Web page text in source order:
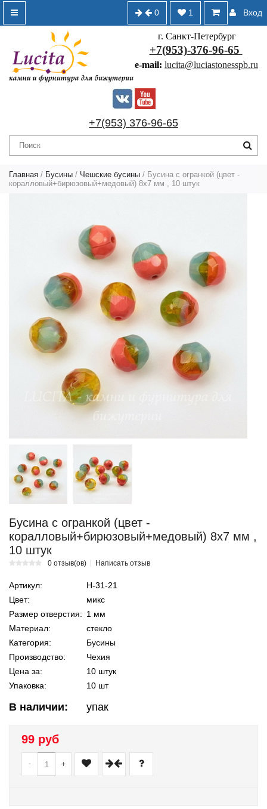
Вход
1
0
г. Санкт-Петербург
+7(953)-376-96-65
e-mail: lucita@luciastonesspb.ru
+7(953) 376-96-65
Главная / Бусины / Чешские бусины / Бусина с огранкой (цвет -
коралловый+бирюзовый+медовый) 8х7 мм , 10 штук
Бусина с огранкой (цвет -
коралловый+бирюзовый+медовый) 8х7 мм ,
10 штук
0 отзыв(ов) Написать отзыв
Артикул:
Н-31-21
Цвет:
микс
Размер отверстия: 1 мм
Материал:
стекло
Категория:
Бусины
Производство:
Чехия
Цена за:
10 штук
Упаковка:
10 шт
В наличии: упак
99 руб
- +